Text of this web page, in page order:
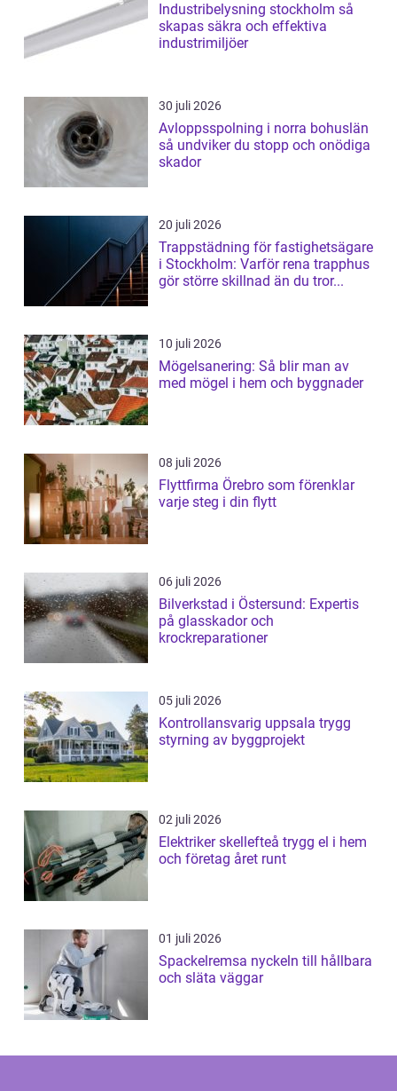
Industribelysning stockholm så
skapas säkra och effektiva
industrimiljöer
30 juli 2026
Avloppsspolning i norra bohuslän
så undviker du stopp och onödiga
skador
20 juli 2026
Trappstädning för fastighetsägare
i Stockholm: Varför rena trapphus
gör större skillnad än du tror...
10 juli 2026
Mögelsanering: Så blir man av
med mögel i hem och byggnader
08 juli 2026
Flyttfirma Örebro som förenklar
varje steg i din flytt
06 juli 2026
Bilverkstad i Östersund: Expertis
på glasskador och
krockreparationer
05 juli 2026
Kontrollansvarig uppsala trygg
styrning av byggprojekt
02 juli 2026
Elektriker skellefteå trygg el i hem
och företag året runt
01 juli 2026
Spackelremsa nyckeln till hållbara
och släta väggar